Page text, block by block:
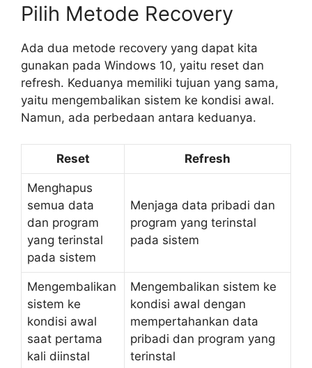
Pilih Metode Recovery
Ada dua metode recovery yang dapat kita
gunakan pada Windows 10, yaitu reset dan
refresh. Keduanya memiliki tujuan yang sama,
yaitu mengembalikan sistem ke kondisi awal.
Namun, ada perbedaan antara keduanya.
Reset Refresh
Menghapus
semua data
dan program
yang terinstal
pada sistem
Menjaga data pribadi dan
program yang terinstal
pada sistem
Mengembalikan
sistem ke
kondisi awal
saat pertama
kali diinstal
Mengembalikan sistem ke
kondisi awal dengan
mempertahankan data
pribadi dan program yang
terinstal